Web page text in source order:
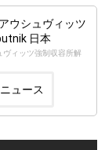
ウシュヴィッツ
日本
ィッツ強制収容所解
ュース